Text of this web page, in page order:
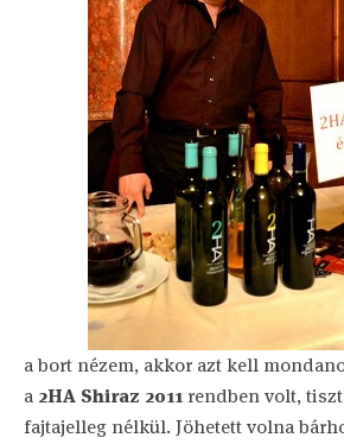
a bort nézem, akkor azt kell
a 2HA Shiraz 2011 rendben volt,
fajtajelleg nélkül. Jöhetett volna